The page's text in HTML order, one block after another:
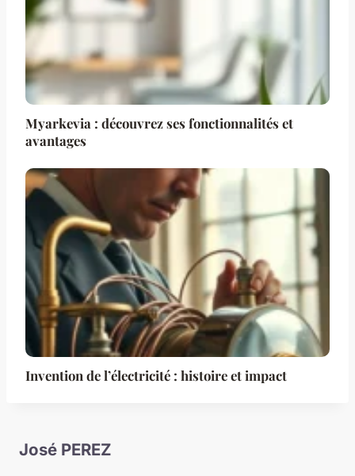
Myarkevia : découvrez ses fonctionnalités et
avantages
Invention de l’électricité : histoire et impact
José PEREZ